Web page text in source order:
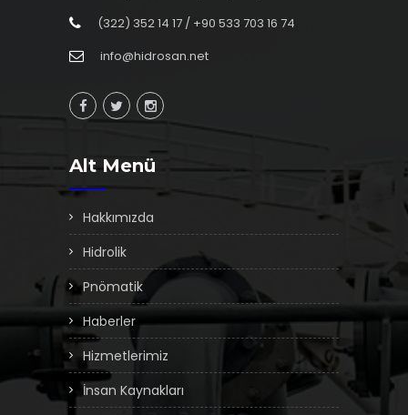
(322) 352 14 17 / +90 533 703 16 74
info@hidrosan.net
Alt Menü
Hakkımızda
Hidrolik
Pnömatik
Haberler
Hizmetlerimiz
İnsan Kaynakları